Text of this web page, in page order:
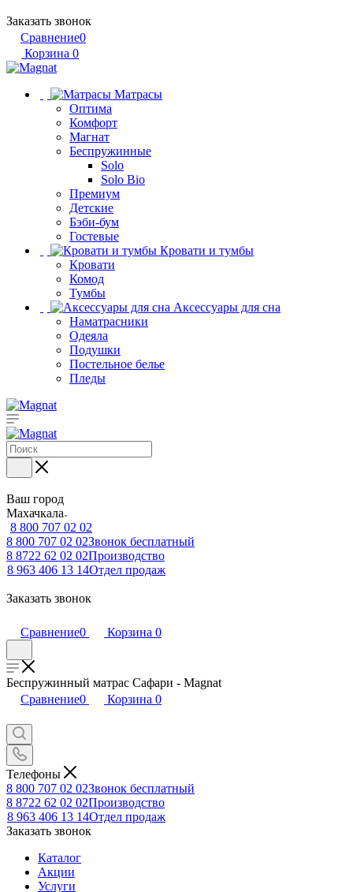
Заказать звонок
Сравнение0
Корзина 0
Матрасы
Оптима
Комфорт
Магнат
Беспружинные
Solo
Solo Bio
Премиум
Детские
Бэби-бум
Гостевые
Кровати и тумбы
Кровати
Комод
Тумбы
Аксессуары для сна
Наматрасники
Одеяла
Подушки
Постельное белье
Пледы
Ваш город
Махачкала
8 800 707 02 02
8 800 707 02 02Звонок бесплатный
8 8722 62 02 02Производство
8 963 406 13 14Отдел продаж
Заказать звонок
Сравнение0 Корзина 0
Беспружинный матрас Сафари - Magnat
Сравнение0 Корзина 0
Телефоны
8 800 707 02 02Звонок бесплатный
8 8722 62 02 02Производство
8 963 406 13 14Отдел продаж
Заказать звонок
Каталог
Акции
Услуги